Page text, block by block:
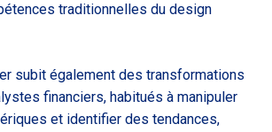
traditionnelles du design
subit également des transformations
financiers, habitués à manipuler
et identifier des tendances,